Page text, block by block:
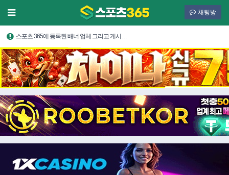
채팅방
스포츠 365에 등록된 배너 업체 그리고 게시…